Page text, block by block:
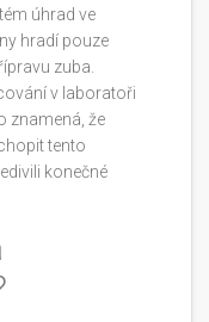
úhrad ve
hradí pouze
zuba.
v laboratoři
znamená, že
tento
konečné